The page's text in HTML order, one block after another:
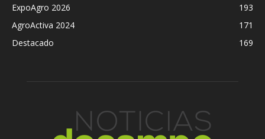
ExpoAgro 2026
193
AgroActiva 2024
171
Destacado
169